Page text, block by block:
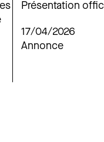
Présentation
17/04/2026
Annonce